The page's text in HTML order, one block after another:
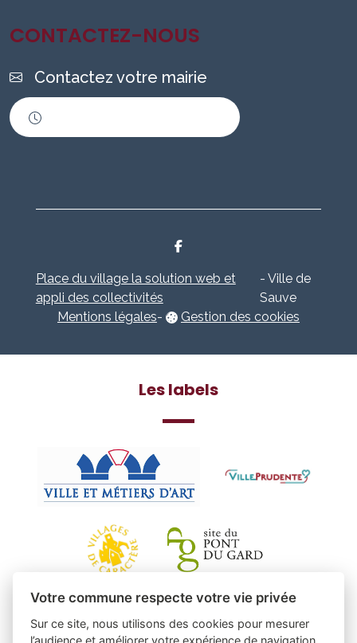
CONTACTEZ-NOUS
Contactez votre mairie
Place du village la solution web et
appli des collectivités
- Ville de
Sauve
Mentions légales- Gestion des cookies
Les labels
Votre commune respecte votre vie privée
Sur ce site, nous utilisons des cookies pour mesurer
l’audience et améliorer votre expérience de navigation.